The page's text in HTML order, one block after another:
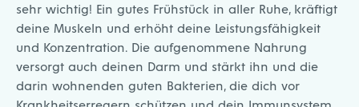
sehr wichtig! Ein gutes Frühstück in aller Ruhe, kräftigt
deine Muskeln und erhöht deine Leistungsfähigkeit
und Konzentration. Die aufgenommene Nahrung
versorgt auch deinen Darm und stärkt ihn und die
darin wohnenden guten Bakterien, die dich vor